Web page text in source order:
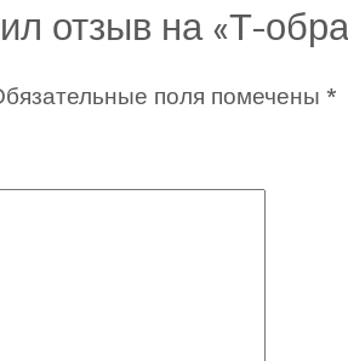
отзыв на «Т-
поля помечены *